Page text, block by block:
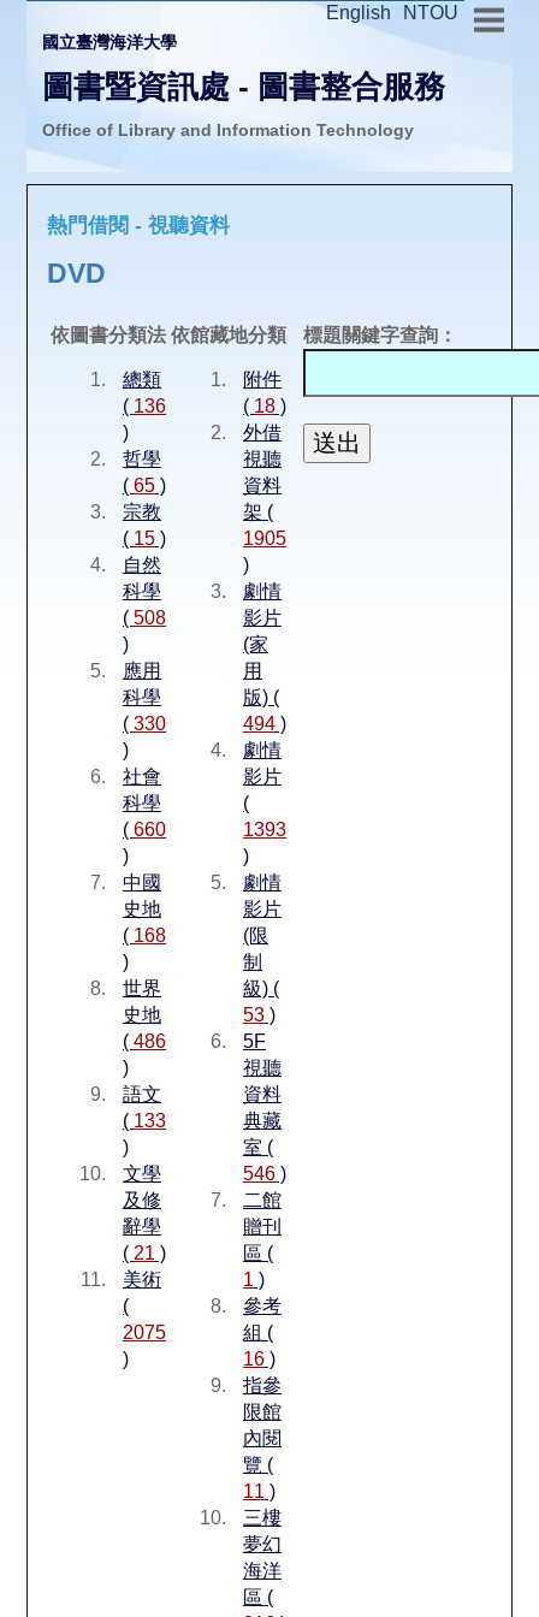
NTOU
English
國立臺灣海洋大學
圖書暨資訊處 - 圖書整合服務
Office of Library and Information Technology
推廣活動
圖書互借
線上報名
申請表單
空間借用
熱門借閱
個人借閱
熱門借閱 - 視聽資料
DVD
依圖書分類法
總類
( 136
)
哲學
( 65)
宗教
( 15)
自然
科學
( 508
)
應用
科學
( 330
)
社會
科學
( 660
)
中國
史地
( 168
)
世界
史地
( 486
)
語文
( 133
)
文學
及修
辭學
( 21 )
美術
(
2075
)
依館藏地分類
附件
( 18)
外借
視聽
資料
架 (
1905
)
劇情
影片
(家
用
版) (
494)
劇情
影片
(
1393
)
劇情
影片
(限
制
級) (
53)
5F
視聽
資料
典藏
室 (
546)
二館
贈刊
區 (
1 )
參考
組 (
16)
指參
限館
內閱
覽 (
11 )
三樓
夢幻
海洋
區 (
標題關鍵字查詢：